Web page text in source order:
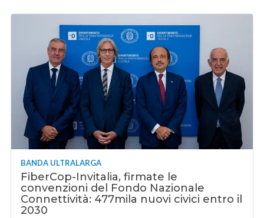
BANDA ULTRALARGA
FiberCop-Invitalia, firmate le
convenzioni del Fondo Nazionale
Connettività: 477mila nuovi civici entro il
2030